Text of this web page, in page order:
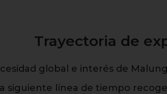
Trayectoria de
global e interés de
siguiente línea de tiempo